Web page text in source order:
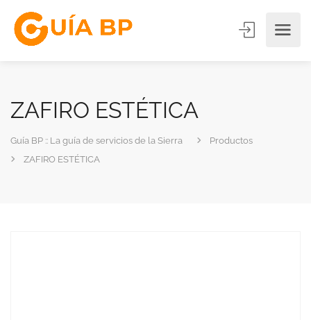
ZAFIRO ESTÉTICA
Guía BP :: La guía de servicios de la Sierra
Productos
ZAFIRO ESTÉTICA